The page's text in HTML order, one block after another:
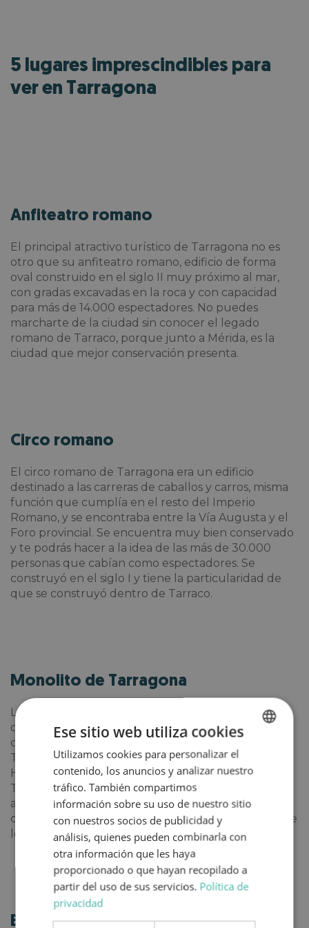
5 lugares imprescindibles para
ver en Tarragona
Anfiteatro romano
El principal atractivo turístico de Tarragona no es
otro que su anfiteatro romano, edificio de forma
oval construido en el siglo II muy próximo al mar,
con gradas excavadas en la roca y con capacidad
para más de 14.000 espectadores. No puedes
marcharte de la ciudad sin conocer el legado
romano de Tarraco, porque junto a Mérida, es la
ciudad que mejor conservación presenta.
Circo romano
El circo romano de Tarragona era un edificio
destinado a las carreras de caballos y carros, misma
función que cumplía en el resto del Imperio
Romano, y se encontraba entre la Vía Augusta y el
Foro provincial. Se encuentra muy bien conservado
y te podrás hacer a la idea de las más de 30.000
personas que cabían como espectadores. Se
construyó en el siglo I y tiene la particularidad de
que se construyó dentro de Tarraco.
Monolito de Tarragona
La muralla de Tarragona es una cerca militar de
origen romano que rodea el casco antiguo de la
ciudad. Forma parte del conjunto arqueológico de
Tarraco y con él fue declarada Patrimonio de la
Humanidad. Conocida también como Monolito de
Tarragona, es una experiencia única para los
amantes de la historia el caminar bordeando el
complejo, ya que nos remitirá a otra época en la que
los romanos poblaban la comarca.
Balcón del Mediterráneo
SPANISH
ENGLISH
Ese sitio web utiliza cookies
Utilizamos cookies para personalizar el
contenido, los anuncios y analizar nuestro
tráfico. También compartimos
información sobre su uso de nuestro sitio
con nuestros socios de publicidad y
análisis, quienes pueden combinarla con
otra información que les haya
proporcionado o que hayan recopilado a
partir del uso de sus servicios. Política de
privacidad